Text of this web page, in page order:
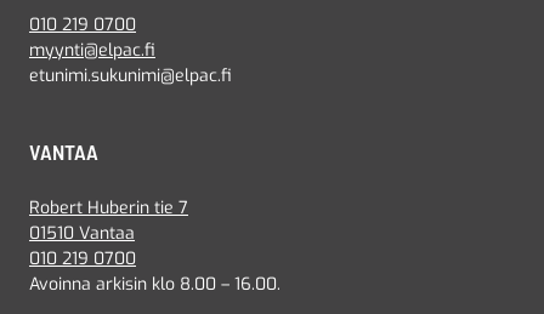
010 219 0700
myynti@elpac.fi
etunimi.sukunimi@elpac.fi
VANTAA
Robert Huberin tie 7
01510 Vantaa
010 219 0700
Avoinna arkisin klo 8.00 – 16.00.